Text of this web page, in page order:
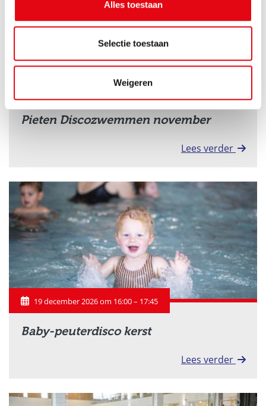
Alles toestaan
Selectie toestaan
Weigeren
21 november 2026 om 18:00 – 20:00
Pieten Discozwemmen november
Lees verder
19 december 2026 om 16:00 – 17:45
Baby-peuterdisco kerst
Lees verder